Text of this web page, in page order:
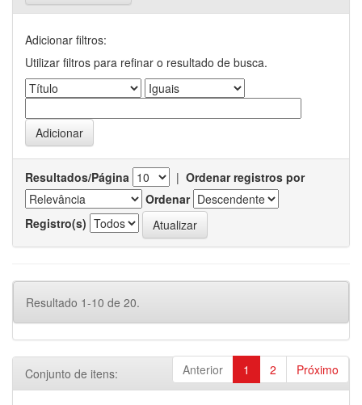
Adicionar filtros:
Utilizar filtros para refinar o resultado de busca.
Resultados/Página | Ordenar registros por
Ordenar
Registro(s)
Resultado 1-10 de 20.
Anterior 1 2 Próximo
Conjunto de itens: